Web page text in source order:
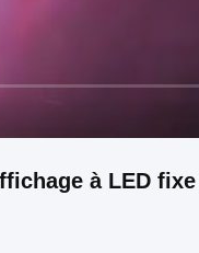
à LED fixe